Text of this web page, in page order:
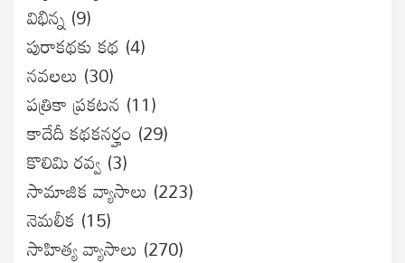
విభిన్న (9)
పురాకథకు కథ (4)
నవలలు (30)
పత్రికా ప్రకటన (11)
కాదేదీ కథకనర్హం (29)
కొలిమి రవ్వ (3)
సామాజిక వ్యాసాలు (223)
నెమలీక (15)
సాహిత్య వ్యాసాలు (270)